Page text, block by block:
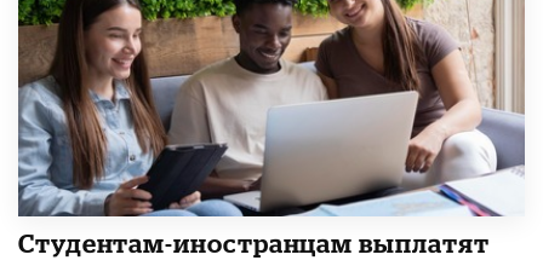
Студентам-иностранцам выплатят